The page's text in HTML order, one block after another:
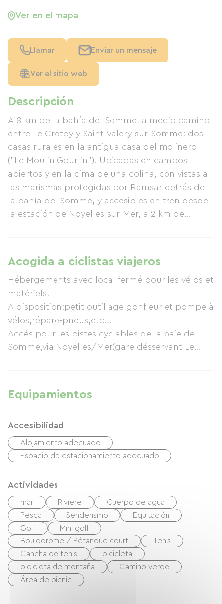
Descripción
A 8 km de la bahía del Somme, a medio camino
entre Le Crotoy y Saint-Valery-sur-Somme: dos
casas rurales en la antigua casa del molinero
("Le Moulin Gourlin"). Ubicadas en campos
abiertos y en la cima de una colina, con vistas a
las marismas protegidas por Ramsar detrás de
la bahía del Somme, y accesibles en tren desde
la estación de Noyelles-sur-Mer, a 2 km de
con una gran sala de estar (con un sofá cama
doble y una cama individual), una cocina
totalmente equipada, un baño (bañera y ducha)
con lavadora, además de un dormitorio con una
cama doble de 160 cm y un dormitorio contiguo
con tres camas individuales; estos dos
dormitorios comparten un cuarto de ducha.
Otra casa rural en la planta baja para 6/7
dormitorio grande con cama de matrimonio (160
cm) + 1 dormitorio adicional con 2 literas y 1
Terraza con amplio jardín, barbacoa y muebles
de jardín. La casa rural completa tiene
capacidad para 13/14 personas.
disponibles: bomba, kit de reparación de
neumáticos, etc.
Acogida a ciclistas viajeros
Hébergements avec local fermé pour les vélos et
matériels.
A disposition:petit outillage,gonfleur et pompe à
vélos,répare-pneus,etc...
Accés pour les pistes cyclables de la baie de
Somme,via Noyelles/Mer(gare désservant Le
Foret domaniale de Crécy en Ponthieu à 10 kms.
Equipamientos
Accesibilidad
Alojamiento adecuado
Espacio de estacionamiento adecuado
Actividades
mar Riviere
Cuerpo de agua
Pesca
Senderismo
Equitación
Golf
Mini golf
Boulodrome / Pétanque court
Tenis
Cancha de tenis
bicicleta
bicicleta de montaña
Camino verde
Área de picnic
Ver en el mapa
Llamar Enviar un mensaje
Ver el sitio web